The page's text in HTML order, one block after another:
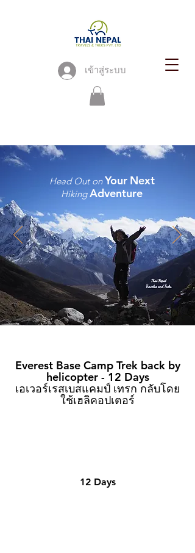
เข้าสู่ระบบ
Head Out on Your Next
Hiking Adventure
Everest Base Camp Trek back by
helicopter - 12 Days
เอเวอร์เรสเบสแคมป์ เทรก กลับโดย
ใช้เฮลิคอปเตอร์
12 Days